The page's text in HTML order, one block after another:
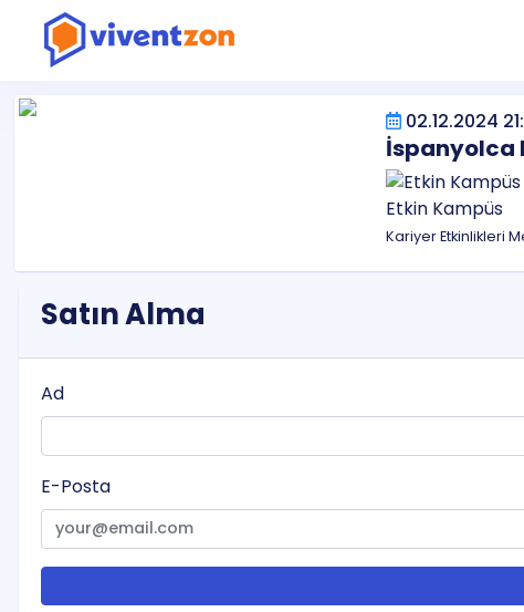
02.12.2024
İspanyolca
Etkin Kampüs
Kariyer Etkinlikleri
Satın Alma
Ad
E-Posta